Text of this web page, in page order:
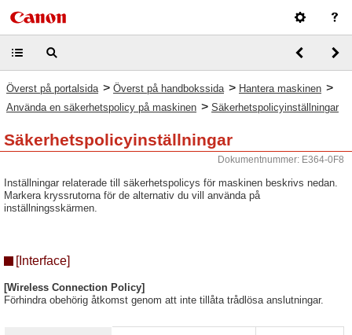
Överst på portalsida > Överst på handbokssida > Hantera maskinen >
Använda en säkerhetspolicy på maskinen > Säkerhetspolicyinställningar
Säkerhetspolicyinställningar
Dokumentnummer: E364-0F8
Inställningar relaterade till säkerhetspolicys för maskinen beskrivs nedan.
Markera kryssrutorna för de alternativ du vill använda på
inställningsskärmen.
[Interface]
[Wireless Connection Policy]
Förhindra obehörig åtkomst genom att inte tillåta trådlösa anslutningar.